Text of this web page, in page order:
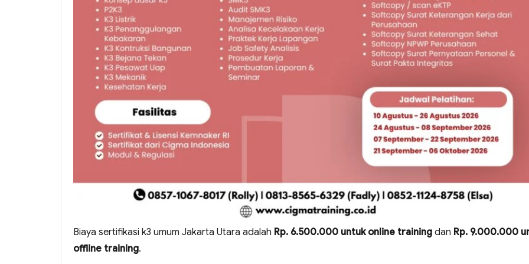
Biaya sertifikasi k3 umum Jakarta Utara adalah Rp. 6.500.000 untuk online training dan Rp. 9.000.000
offline training.